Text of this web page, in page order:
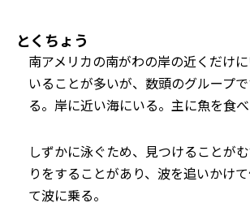
とくちょう
南アメリカの南がわの岸の近くだけ
いることが多いが、数頭のグループ
る。岸に近い海にいる。主に魚を食べ
しずかに泳ぐため、見つけることが
りをすることがあり、波を追いかけ
て波に乗る。